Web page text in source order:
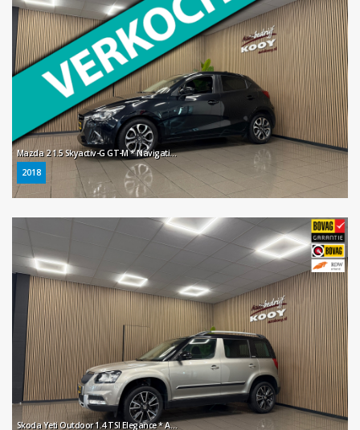
Mazda 2 1.5 Skyactiv-G GT-M * Navigatie / Stoelverwarming / LM Velgen / Cruise control / NL Auto *
2018
Skoda Yeti Outdoor 1.4 TSI Elegance * Automaat / Trekhaak / Navigatie / Xenon / Stoelverwarming *